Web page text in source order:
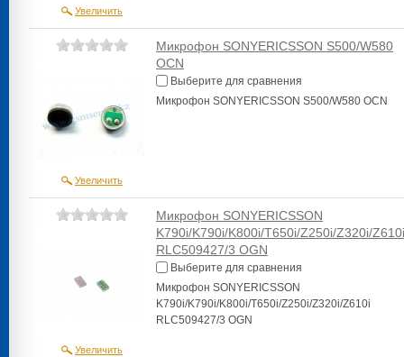
Увеличить
Увеличить
Микрофон SONYERICSSON S500/W580
OCN
Выберите для сравнения
Микрофон SONYERICSSON S500/W580 OCN
Увеличить
Микрофон SONYERICSSON
K790i/K790i/K800i/T650i/Z250i/Z320i/Z610i
RLC509427/3 OGN
Выберите для сравнения
Микрофон SONYERICSSON
K790i/K790i/K800i/T650i/Z250i/Z320i/Z610i
RLC509427/3 OGN